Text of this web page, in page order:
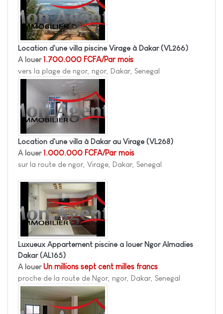
Location d'une villa piscine Virage à Dakar (VL266)
A louer1.700.000 FCFA/Par mois
vers la plage de ngor, ngor, Dakar, Senegal
Location d'une villa à Dakar au Virage (VL268)
A louer1.000.000 FCFA/Par mois
sur la route de ngor, Virage, Dakar, Senegal
Luxueux Appartement piscine a louer Ngor Almadies
Dakar (AL165)
A louerUn millions sept cent milles francs
proche de la route de Ngor, ngor, Dakar, Senegal